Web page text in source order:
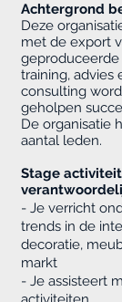
Achtergrond
Deze
met de export
training, advies
consulting
geholpen
De organisatie
aantal leden.
Stage
- Je verricht
trends in de
decoratie,
markt
- Je assisteert